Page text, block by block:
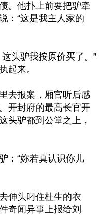
。他扑上前要把驴牵
：“这是我主人家的
头驴我按原价买了。”
起来。
去报案，厢官听后感
开封府的最高长官开
头驴都到公堂之上，
：“妳若真认识你儿
伸头叼住杜生的衣
奇闻异事上报给刘